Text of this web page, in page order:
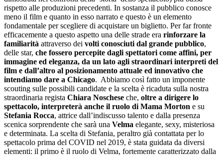
rispetto alle produzioni precedenti. In sostanza il pubblico conosce
meno il film e quanto in esso narrato e questo è un elemento
fondamentale per scegliere di acquistare un biglietto. Per far fronte
efficacemente a questo aspetto una delle strade era rinforzare la
familiarità attraverso dei volti conosciuti dal grande pubblico,
delle star, che fossero percepite dagli spettatori come affini, per
immagine ed eleganza, da un lato agli straordinari interpreti del
film e dall’altro al posizionamento attuale ed innovativo che
intendiamo dare a Chicago. Abbiamo così fatto un imponente
scouting sulle possibili candidate e la scelta è ricaduta sulla nostra
straordinaria regista Chiara Noschese che, oltre a dirigere lo
spettacolo, interpreterà anche il ruolo di Mama Morton e su
Stefania Rocca, attrice dall’indiscusso talento e dalla presenza
scenica sorprendente che sarà una Velma elegante, sexy, misteriosa
e determinata. La scelta di Stefania, peraltro già contattata per lo
spettacolo prima del COVID nel 2019, è stata guidata da diversi
elementi: il primo è il ruolo di Velma, fortemente caratterizzato dalla